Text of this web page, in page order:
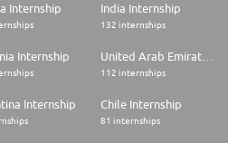
Internship India Internship
132 internships
Internship United Arab Emirates Internship
112 internships
Internship Chile Internship
81 internships